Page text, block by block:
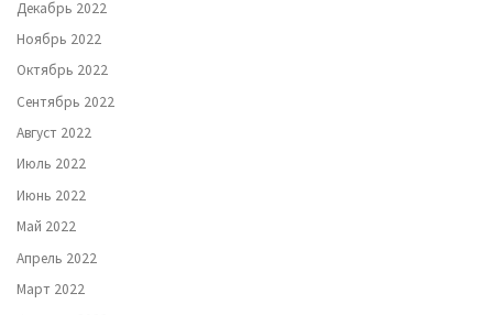
Декабрь 2022
Ноябрь 2022
Октябрь 2022
Сентябрь 2022
Август 2022
Июль 2022
Июнь 2022
Май 2022
Апрель 2022
Март 2022